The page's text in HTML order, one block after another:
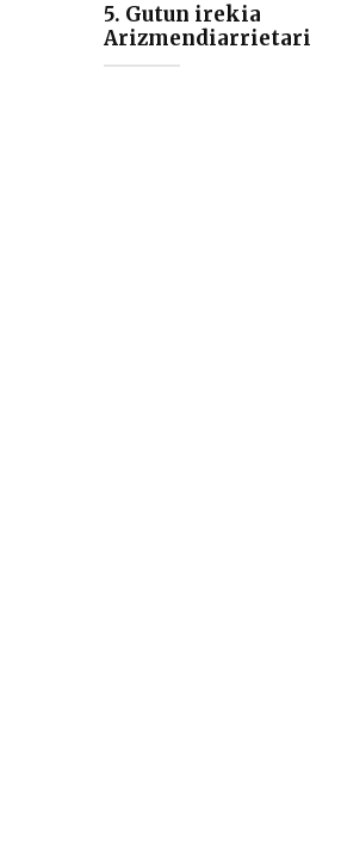
5. Gutun irekia
Arizmendiarrietari